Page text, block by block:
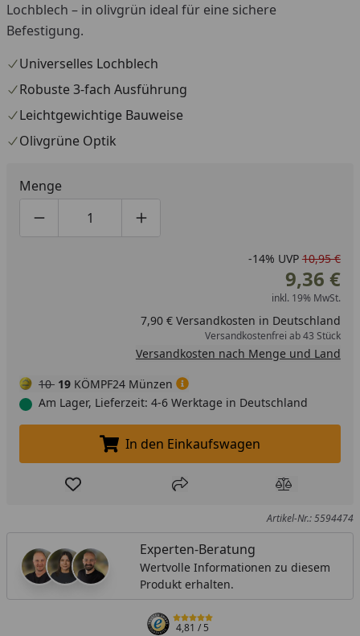
Lochblech – in olivgrün ideal für eine sichere
Befestigung.
Universelles Lochblech
Robuste 3-fach Ausführung
Leichtgewichtige Bauweise
Olivgrüne Optik
Menge
Produktmenge um eins verringern
Produktmenge manuell eingeben
Produktmenge um eins erhöhen
-14% UVP 10,95 €
9,36 €
inkl. 19% MwSt.
7,90 € Versandkosten in Deutschland
Versandkostenfrei ab 43 Stück
Versandkosten nach Menge und Land
10 19 KÖMPF24 Münzen
Am Lager, Lieferzeit: 4-6 Werktage in Deutschland
In den Einkaufswagen legen
In den Einkaufswagen
Produkt zur Wunschliste hinzufügen
Teilen Produkt
Artikel-Nr.: 5594474
Experten-Beratung
Wertvolle Informationen zu diesem
Produkt erhalten.
4,81/ 5